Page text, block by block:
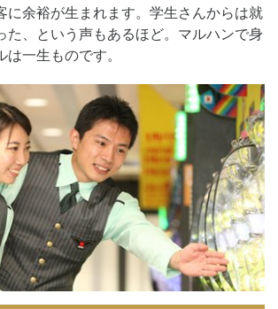
に余裕が生まれます。学生さんからは就
た、という声もあるほど。マルハンで身
一生ものです。